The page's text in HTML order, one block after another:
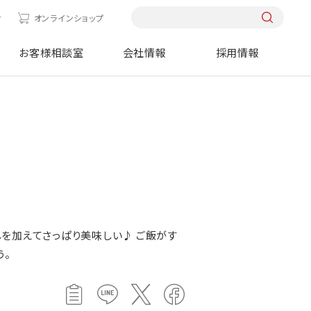
オンラインショップ
お客様相談室 会社情報 採用情報
加えてさっぱり美味しい♪ ご飯がす